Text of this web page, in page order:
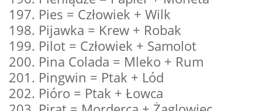
197. Pies = Człowiek + Wilk
198. Pijawka = Krew + Robak
199. Pilot = Człowiek + Samolot
200. Pina Colada = Mleko + Rum
201. Pingwin = Ptak + Lód
202. Pióro = Ptak + Łowca